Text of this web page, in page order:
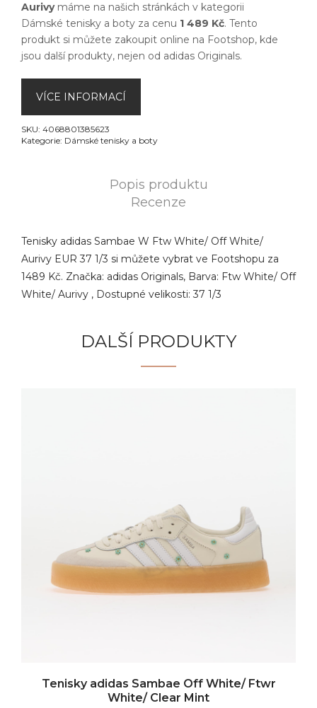
Aurivymáme na našich stránkách v kategorii
Dámské tenisky a boty za cenu 1 489 Kč. Tento
produkt si můžete zakoupit online na Footshop, kde
jsou další produkty, nejen od adidas Originals.
VÍCE INFORMACÍ
SKU: 4068801385623
Kategorie: Dámské tenisky a boty
Popis produktu
Recenze
Tenisky adidas Sambae W Ftw White/ Off White/
Aurivy EUR 37 1/3 si můžete vybrat ve Footshopu za
1489 Kč. Značka: adidas Originals, Barva: Ftw White/ Off
White/ Aurivy , Dostupné velikosti: 37 1/3
DALŠÍ PRODUKTY
Tenisky adidas Sambae Off White/ Ftwr
White/ Clear Mint